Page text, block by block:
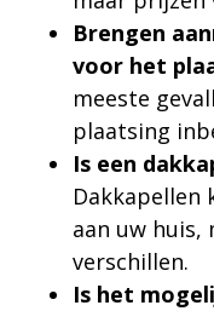
Brengen
voor het
meeste
plaatsing
Is een
Dakkapellen
aan uw
verschillen.
Is het